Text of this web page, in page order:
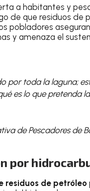
a habitantes y
de que residuos de
pobladores
y amenaza el
por toda la laguna;
es lo que pretenda
de Pescadores de
por
residuos de petróleo